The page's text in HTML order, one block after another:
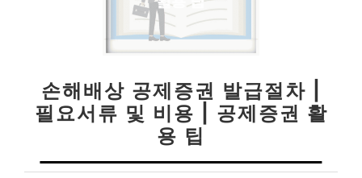
손해배상 공제증권 발급절차 |
필요서류 및 비용 | 공제증권 활
용 팁